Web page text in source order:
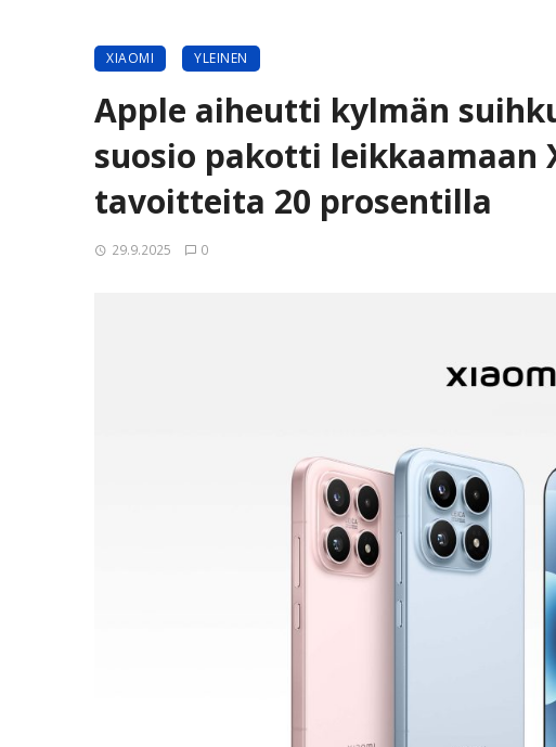
XIAOMI YLEINEN
Apple aiheutti kylmän
suosio pakotti leikkaamaan
tavoitteita 20 prosentilla
29.9.2025 0